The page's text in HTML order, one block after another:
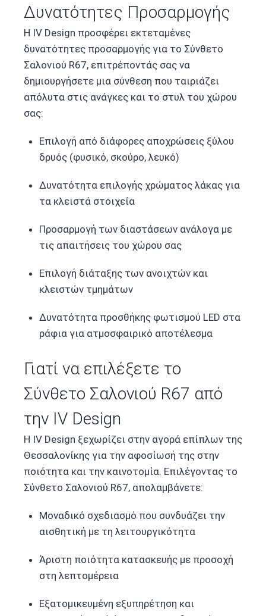
Δυνατότητες Προσαρμογής
Η IV Design προσφέρει εκτεταμένες
δυνατότητες προσαρμογής για το Σύνθετο
Σαλονιού R67, επιτρέποντάς σας να
δημιουργήσετε μια σύνθεση που ταιριάζει
απόλυτα στις ανάγκες και το στυλ του χώρου
σας:
Επιλογή από διάφορες αποχρώσεις ξύλου
δρυός (φυσικό, σκούρο, λευκό)
Δυνατότητα επιλογής χρώματος λάκας για
τα κλειστά στοιχεία
Προσαρμογή των διαστάσεων ανάλογα με
τις απαιτήσεις του χώρου σας
Επιλογή διάταξης των ανοιχτών και
κλειστών τμημάτων
Δυνατότητα προσθήκης φωτισμού LED στα
ράφια για ατμοσφαιρικό αποτέλεσμα
Γιατί να επιλέξετε το
Σύνθετο Σαλονιού R67 από
την IV Design
Η IV Design ξεχωρίζει στην αγορά επίπλων της
Θεσσαλονίκης για την αφοσίωσή της στην
ποιότητα και την καινοτομία. Επιλέγοντας το
Σύνθετο Σαλονιού R67, απολαμβάνετε:
Μοναδικό σχεδιασμό που συνδυάζει την
αισθητική με τη λειτουργικότητα
Άριστη ποιότητα κατασκευής με προσοχή
στη λεπτομέρεια
Εξατομικευμένη εξυπηρέτηση και